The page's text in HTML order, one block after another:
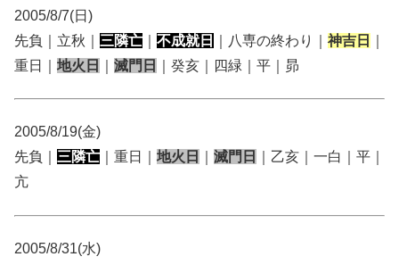
2005/8/7(日)
先負｜立秋｜ 三隣亡 不成就日 ｜八専の終わり｜ 神吉日
重日｜ 地火日 滅門日 ｜癸亥｜四緑｜平｜昴
2005/8/19(金)
先負｜ 三隣亡 ｜重日｜ 地火日 滅門日
｜乙亥｜一白｜平｜
亢
2005/8/31(水)